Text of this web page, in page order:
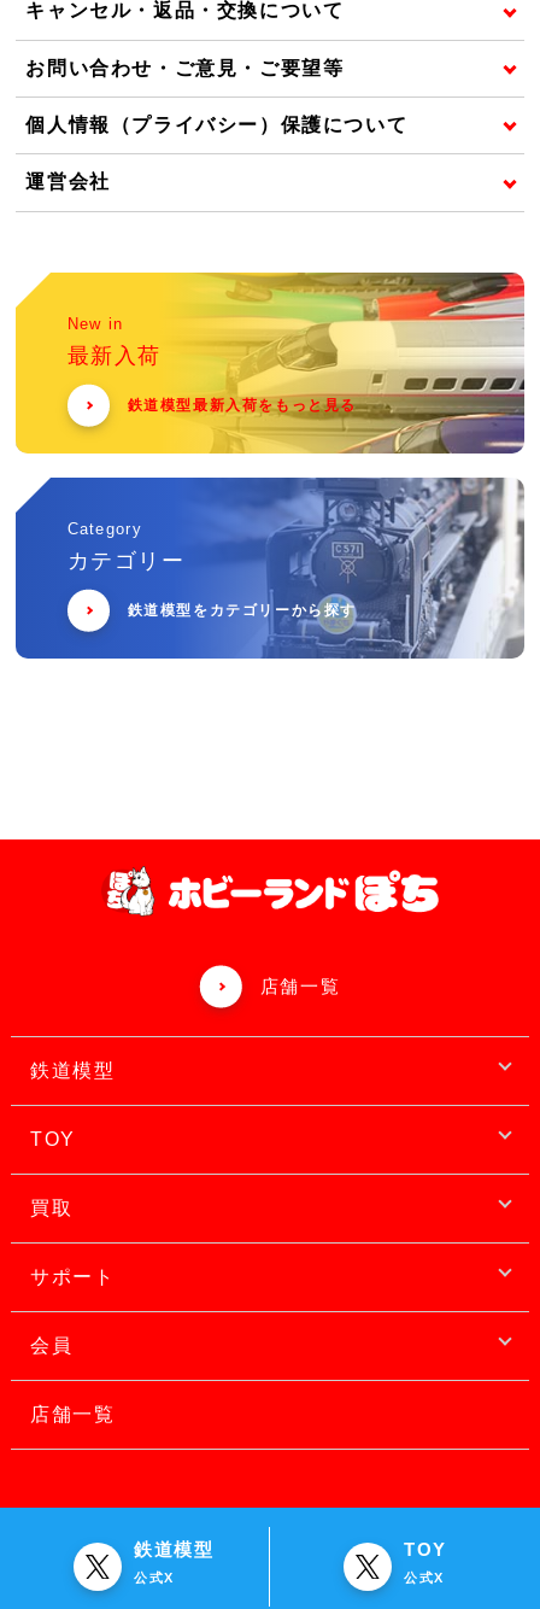
キャンセル・返品・交換について
お問い合わせ・ご意見・ご要望等
個人情報（プライバシー）保護について
運営会社
New in
最新入荷
鉄道模型最新入荷をもっと見る
Category
カテゴリー
鉄道模型をカテゴリーから探す
店舗一覧
鉄道模型
TOY
買取
サポート
会員
店舗一覧
鉄道模型
公式X
TOY
公式X